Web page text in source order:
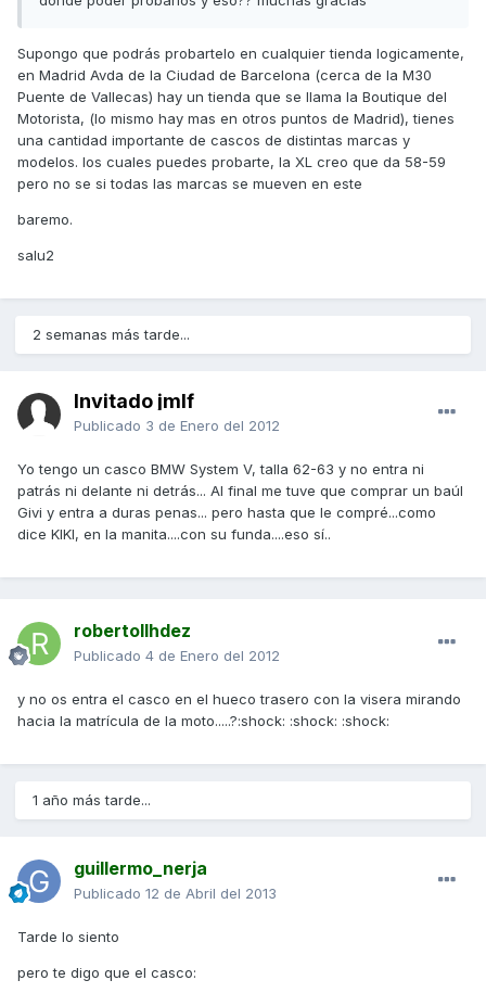
Supongo que podrás probartelo en cualquier tienda logicamente,
en Madrid Avda de la Ciudad de Barcelona (cerca de la M30
Puente de Vallecas) hay un tienda que se llama la Boutique del
Motorista, (lo mismo hay mas en otros puntos de Madrid), tienes
una cantidad importante de cascos de distintas marcas y
modelos. los cuales puedes probarte, la XL creo que da 58-59
pero no se si todas las marcas se mueven en este
baremo.
salu2
2 semanas más tarde...
Invitado jmlf
Publicado 3 de Enero del 2012
Yo tengo un casco BMW System V, talla 62-63 y no entra ni
patrás ni delante ni detrás... Al final me tuve que comprar un baúl
Givi y entra a duras penas... pero hasta que le compré...como
dice KIKI, en la manita....con su funda....eso sí..
robertollhdez
Publicado 4 de Enero del 2012
y no os entra el casco en el hueco trasero con la visera mirando
hacia la matrícula de la moto.....?:shock: :shock: :shock:
1 año más tarde...
guillermo_nerja
Publicado 12 de Abril del 2013
Tarde lo siento
pero te digo que el casco: